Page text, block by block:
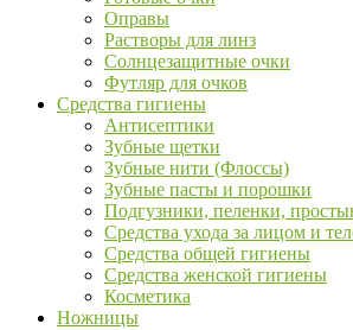
Оправы
Растворы для линз
Солнцезащитные очки
Футляр для очков
Средства гигиены
Антисептики
Зубные щетки
Зубные нити (Флоссы)
Зубные пасты и порошки
Подгузники, пеленки,
Средства ухода за лицом и
Средства общей гигиены
Средства женской гигиены
Косметика
Ножницы